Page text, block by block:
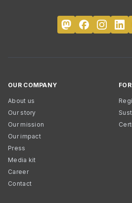
OUR COMPANY
About us
Our story
Our mission
Our impact
Press
Media kit
Career
Contact